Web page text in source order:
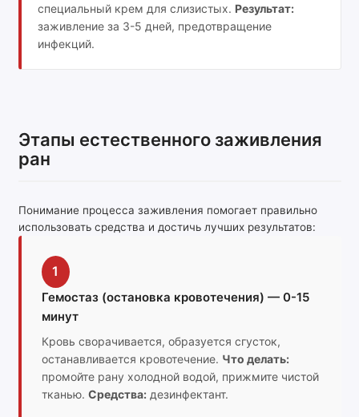
специальный крем для слизистых. Результат:
заживление за 3-5 дней, предотвращение
инфекций.
Этапы естественного заживления
ран
Понимание процесса заживления помогает правильно
использовать средства и достичь лучших результатов:
1
Гемостаз (остановка кровотечения) — 0-15
минут
Кровь сворачивается, образуется сгусток,
останавливается кровотечение. Что делать:
промойте рану холодной водой, прижмите чистой
тканью. Средства:дезинфектант.